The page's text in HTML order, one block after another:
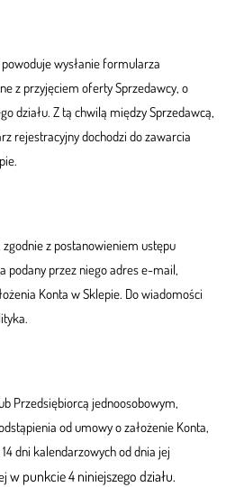
wysłanie formularza
z przyjęciem oferty Sprzedawcy, o
działu. Z tą chwilą między Sprzedawcą,
rejestracyjny dochodzi do zawarcia
z postanowieniem ustępu
podany przez niego adres e-mail,
Konta w Sklepie. Do wiadomości
Przedsiębiorcą jednoosobowym,
od umowy o założenie Konta,
dni kalendarzowych od dnia jej
w punkcie 4 niniejszego działu.